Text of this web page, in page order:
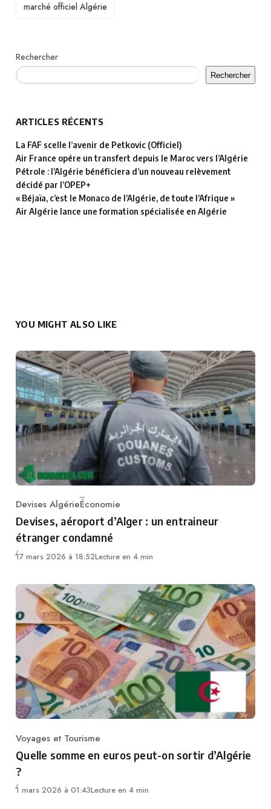
marché officiel Algérie
Rechercher
Rechercher
ARTICLES RÉCENTS
La FAF scelle l’avenir de Petkovic (Officiel)
Air France opére un transfert depuis le Maroc vers l’Algérie
Pétrole : l’Algérie bénéficiera d’un nouveau relèvement
décidé par l’OPEP+
« Béjaïa, c’est le Monaco de l’Algérie, de toute l’Afrique »
Air Algérie lance une formation spécialisée en Algérie
YOU MIGHT ALSO LIKE
Category
Devises AlgérieÉconomie
Devises, aéroport d’Alger : un entraineur
étranger condamné
17 mars 2026 à 18:52Lecture en 4 min
Category
Voyages et Tourisme
Quelle somme en euros peut-on sortir d’Algérie
?
1 mars 2026 à 01:43Lecture en 4 min